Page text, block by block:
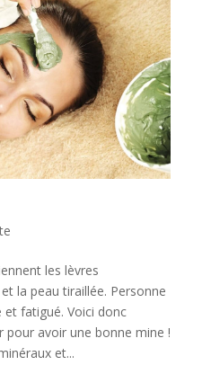
les lèvres
la peau tiraillée. Personne
et fatigué. Voici donc
pour avoir une bonne mine !
et...